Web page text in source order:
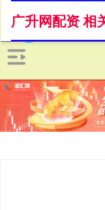
广升网配资 相